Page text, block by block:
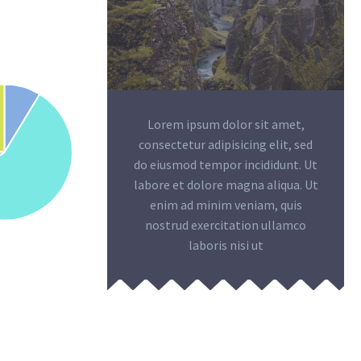
Lorem ipsum dolor sit amet,
consectetur adipisicing elit, sed
do eiusmod tempor incididunt. Ut
labore et dolore magna aliqua. Ut
enim ad minim veniam, quis
nostrud exercitation ullamco
laboris nisi ut